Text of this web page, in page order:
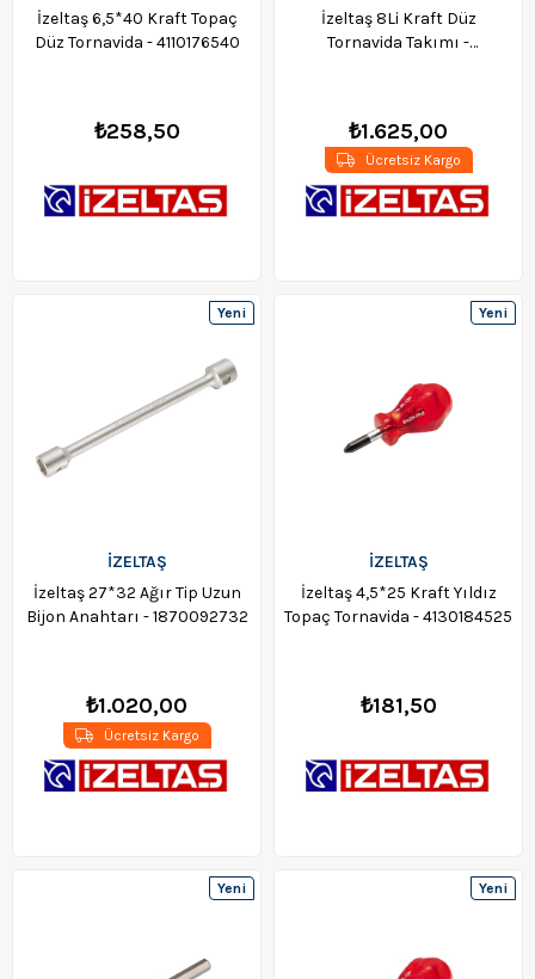
İzeltaş 6,5*40 Kraft Topaç
Düz Tornavida - 4110176540
₺258,50
İzeltaş 8Li Kraft Düz
Tornavida Takımı -
₺1.625,00
Ücretsiz Kargo
İZELTAŞ
İzeltaş 27*32 Ağır Tip Uzun
Bijon Anahtarı - 1870092732
₺1.020,00
Ücretsiz Kargo
Yeni
İZELTAŞ
İzeltaş 4,5*25 Kraft Yıldız
Topaç Tornavida - 4130184525
₺181,50
Yeni
Yeni
Yeni